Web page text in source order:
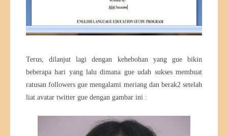
Terus, dilanjut lagi dengan kehebohan yang gue bikin
beberapa hari yang lalu dimana gue udah sukses membuat
ratusan followers gue mengalami meriang dan berak2 setelah
liat avatar twitter gue dengan gambar ini :